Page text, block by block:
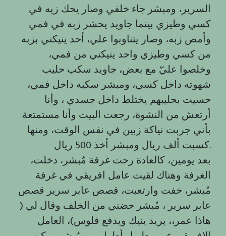
السرير، ومبشر جاء خلفي وصار يحك زيه في
كسي وطيزي بينما جاويد يحشر زبه في فمي
وأمص زبه، وصار يتناوبوا علي، أحد ينيكني بزبه
من كسي وطيزي واحد ينيكني من فمي،
وخلصوا عليّ مع بعض، جاويد سكب حليب
شهوته داخل كسي، ومبشر سكبه داخل فمي،
حسيت بحليبهم يختلط داخل جسدي ، وأنا
أرتعش من النشوة، رجعت البيت وأنا مستمتعة
بأني جربت نياكة زبين في نفس الوقت، ومنها
كسبت ألف ريال ومبشر أخذ 500 ريال.
،بعد يومين، كالعادة رحت غرفة مُبشر، دخلت
الغرفة وهناك لقيت عامل افريقي في غرفة
مُبشر، خفت وارتعبت، قصص عابر سرير قصص
عابر سرير ، مُبشر حضني من الخلف وقال لي (
هاذا عمر،، يريد ينيك ويدفع فلوس)، العامل